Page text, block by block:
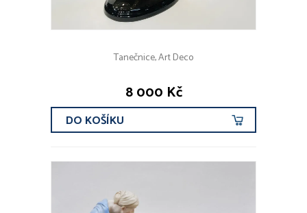
Tanečnice, Art Deco
8 000 Kč
DO KOŠÍKU